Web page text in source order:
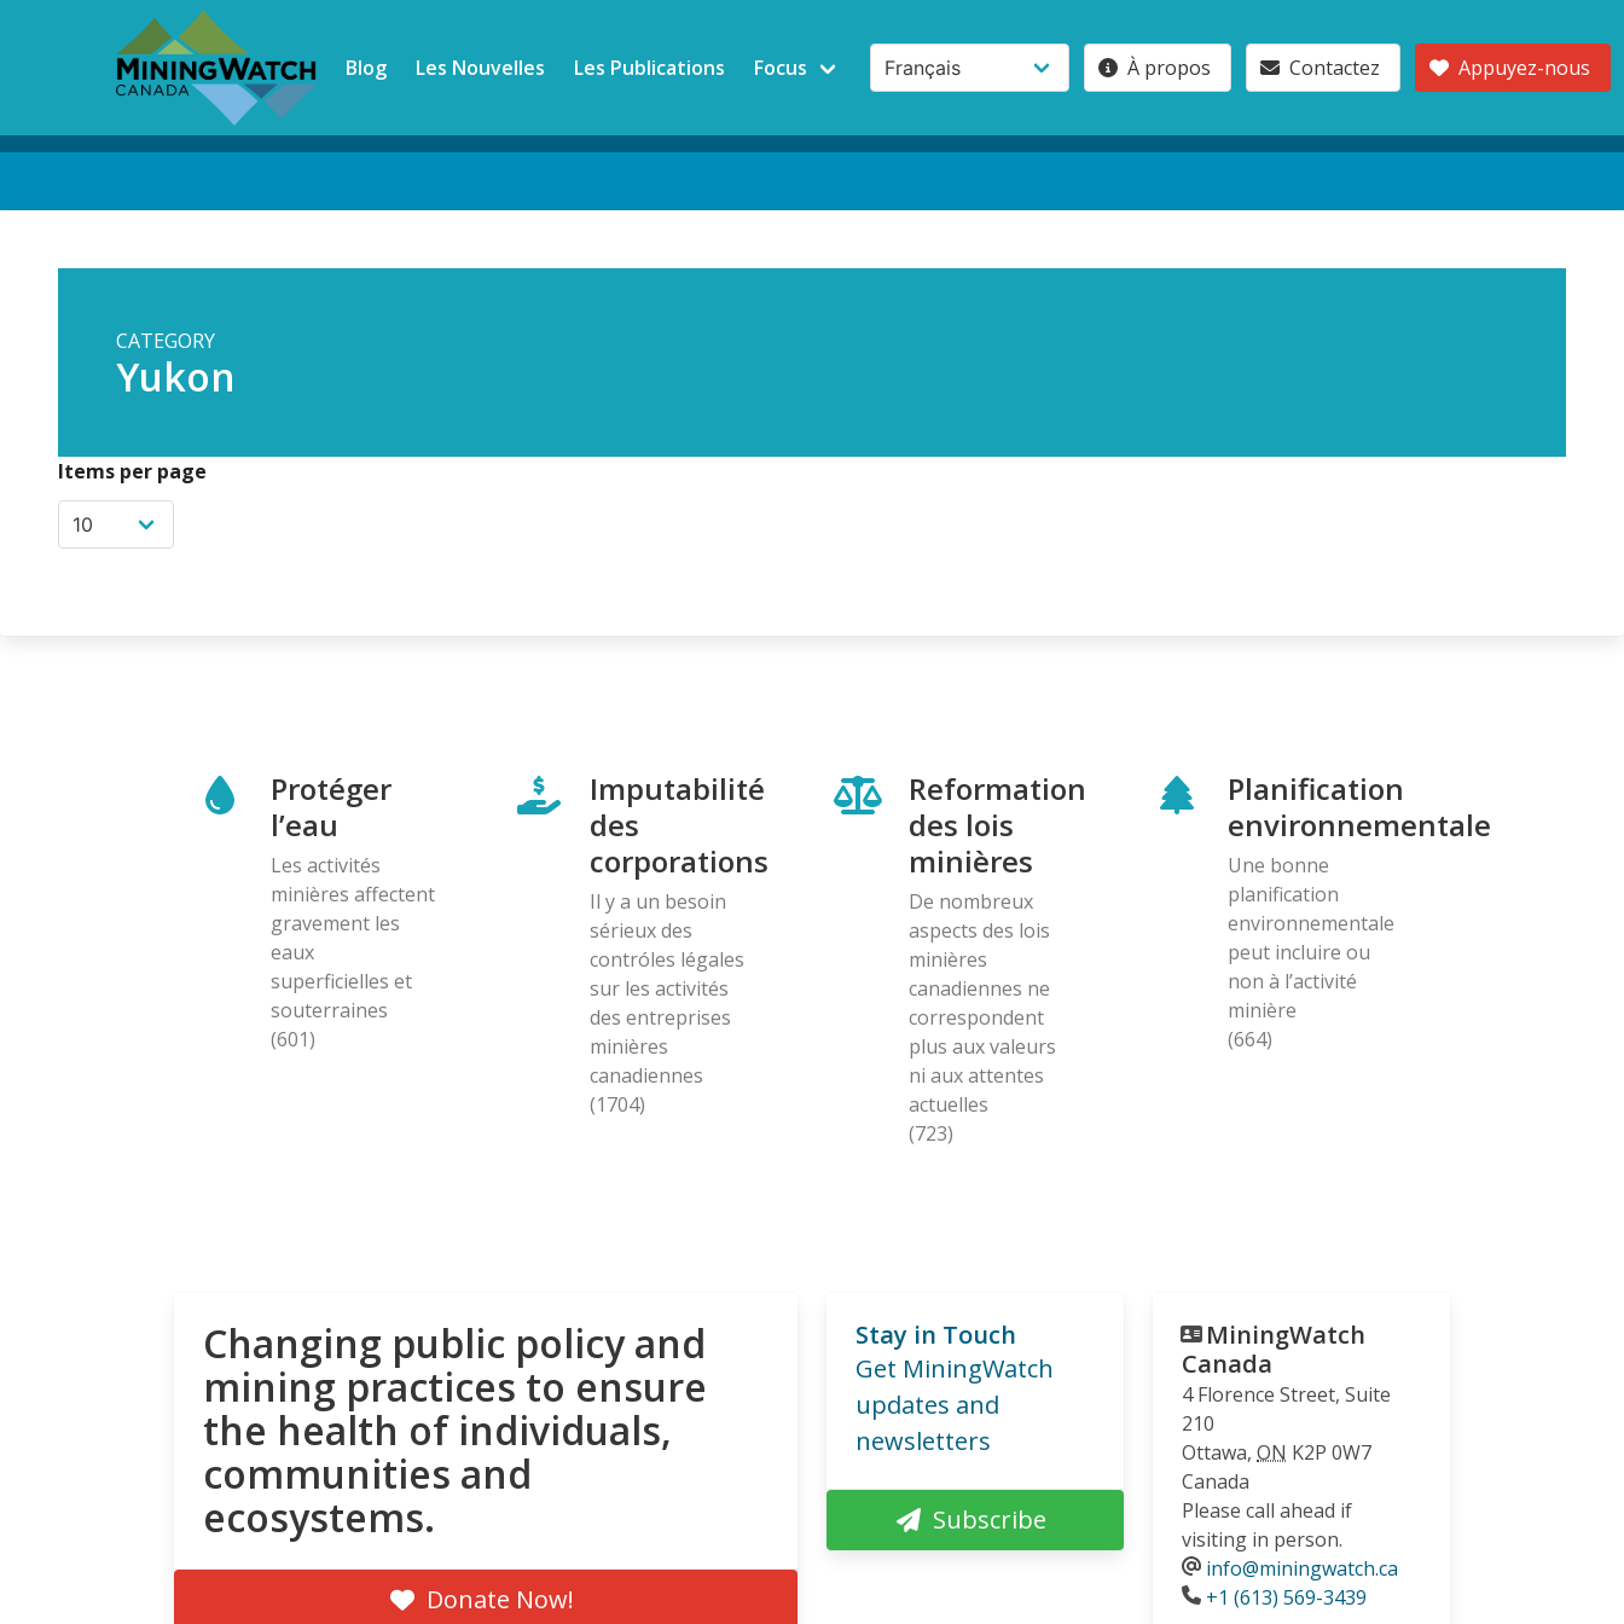
Blog Les Nouvelles Les Publications Focus À propos Contactez Appuyez-nous
CATEGORY
Yukon
Items per page
Protéger
l’eau
Les activités
minières affectent
gravement les
eaux
superficielles et
souterraines
(601)
Imputabilité
des
corporations
Il y a un besoin
sérieux des
contróles légales
sur les activités
des entreprises
minières
canadiennes
(1704)
Reformation
des lois
minières
De nombreux
aspects des lois
minières
canadiennes ne
correspondent
plus aux valeurs
ni aux attentes
actuelles
(723)
Planification
environnementale
Une bonne
planification
environnementale
peut incluire ou
non à l’activité
minière
(664)
Changing public policy and
mining practices to ensure
the health of individuals,
communities and
ecosystems.
Donate Now!
Stay in Touch
Get MiningWatch
updates and
newsletters
Subscribe
MiningWatch
Canada
4 Florence Street, Suite
210
Ottawa, ON K2P 0W7
Canada
Please call ahead if
visiting in person.
info@miningwatch.ca
Phone
+1 (613) 569-3439